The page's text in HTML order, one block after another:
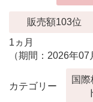
販売額103位
1ヵ月
（期間：2026年07
カテゴリー
国